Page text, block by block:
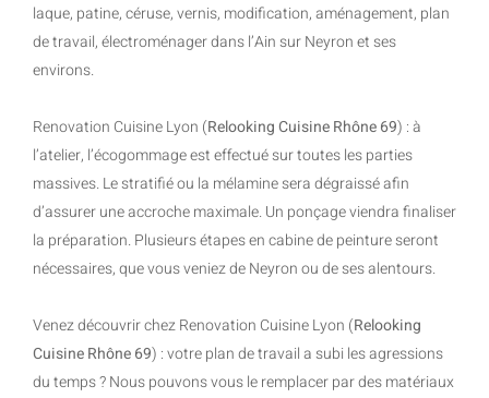
laque, patine, céruse, vernis, modification, aménagement, plan
de travail, électroménager dans l’Ain sur Neyron et ses
environs.
Renovation Cuisine Lyon (Relooking Cuisine Rhône 69) : à
l’atelier, l’écogommage est effectué sur toutes les parties
massives. Le stratifié ou la mélamine sera dégraissé afin
d’assurer une accroche maximale. Un ponçage viendra finaliser
la préparation. Plusieurs étapes en cabine de peinture seront
nécessaires, que vous veniez de Neyron ou de ses alentours.
Venez découvrir chez Renovation Cuisine Lyon (Relooking
Cuisine Rhône 69) : votre plan de travail a subi les agressions
du temps ? Nous pouvons vous le remplacer par des matériaux